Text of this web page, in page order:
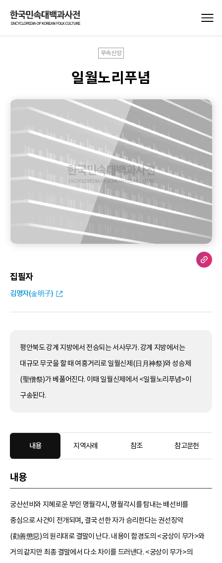
무속신앙
일월노리푸념
집필자
김명자(金明子)
평안북도 강계 지방에서 전승되는 서사무가. 강계 지방에서는
대규모 무굿을 할 때 여흥거리로 일월신제(日月神祭)와 성승제
(聖僧祭)가 베풀어진다. 이때 일월신제에서 <일월노리푸념>이
구송된다.
내용 지역사례 참조 참고문헌
내용
궁산선비와 지혜로운 부인 명월각시, 명월각시를 탐내는 배선비를
중심으로 사건이 전개되며, 결국 선한 자가 승리한다는 권선징악
(勸善懲惡)의 원리대로 결말이 난다. 내용이 함경도의 <궁상이 무가>와
거의 같지만 최종 결말에서 다소 차이를 드러낸다. <궁상이 무가>의